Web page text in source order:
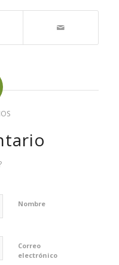
Nombre
Correo
electrónico